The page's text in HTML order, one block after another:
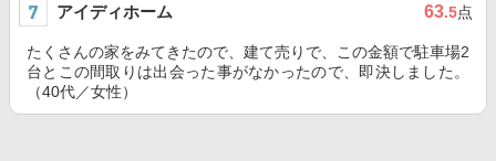
アイディホーム 63.5点
たくさんの家をみてきたので、建て売りで、この金額で駐車場2
台とこの間取りは出会った事がなかったので、即決しました。
（40代／女性）